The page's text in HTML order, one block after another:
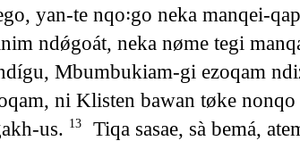
yan-te nqo꞉go neka manqei-
ndǿgoát, neka nøme tegi
Mbumbukiam-gi ezoqam
ni Klisten bawan tøke nonqo
us. 13
Tiqa sasae, sà bemá,